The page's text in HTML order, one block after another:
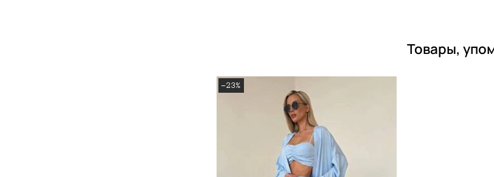
Товары,
-23%